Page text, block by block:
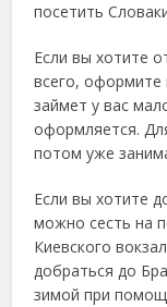
посетить
Если вы хотите
всего, оформите
займет у вас
оформляется.
потом уже
Если вы хотите
можно сесть на
Киевского
добраться до
зимой при